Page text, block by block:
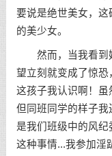
要说是绝世美女，
的美少女。
然而，当我看到
望立刻就变成了惊
这孩子我认识啊！虽
但同班同学的样子
是我们班级中的风纪
这种事情...我参加淫